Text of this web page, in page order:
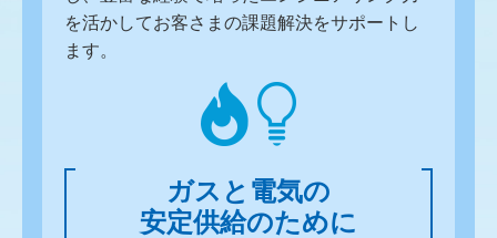
を活かしてお客さまの課題解決をサポートし
ます。
ガスと電気の
安定供給のために